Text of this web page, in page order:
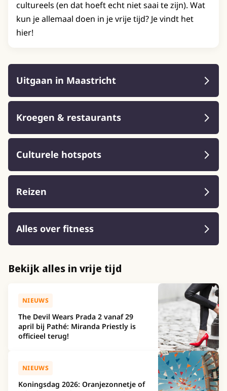
cultureels (en dat hoeft echt niet saai te zijn). Wat
kun je allemaal doen in je vrije tijd? Je vindt het
hier!
Uitgaan in Maastricht
Kroegen & restaurants
Culturele hotspots
Reizen
Alles over fitness
Bekijk alles in vrije tijd
NIEUWS
The Devil Wears Prada 2 vanaf 29
april bij Pathé: Miranda Priestly is
officieel terug!
NIEUWS
Koningsdag 2026: Oranjezonnetje of